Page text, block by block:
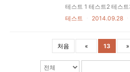
테스트
2014.09.28
처음 « 13 »